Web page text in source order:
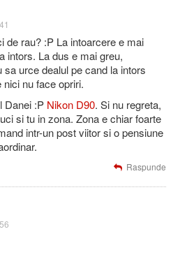
de rau? :P La intoarcere e mai
intors. La dus e mai greu,
sa urce dealul pe cand la intors
nu face opriri.
Danei :P Nikon D90. Si nu regreta,
si tu in zona. Zona e chiar foarte
intr-un post viitor si o pensiune
Raspunde